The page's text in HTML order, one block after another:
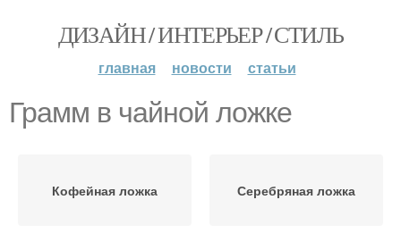
ДИЗАЙН / ИНТЕРЬЕР / СТИЛЬ
главная новости статьи
Грамм в чайной ложке
Кофейная ложка Серебряная ложка